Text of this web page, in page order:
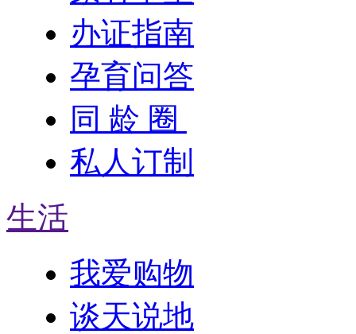
办证指南
孕育问答
同 龄 圈
私人订制
生活
我爱购物
谈天说地